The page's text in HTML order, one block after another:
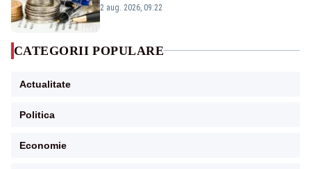
viitoare?
2 aug. 2026, 09:22
CATEGORII POPULARE
Actualitate
Politica
Economie